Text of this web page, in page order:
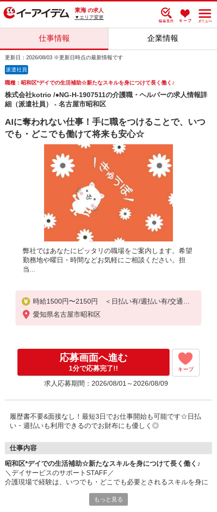
東海 の求人
▼エリア変更
仕事情報 企業情報
更新日：2026/08/03 ※更新日時点の最新情報です
派遣社員
職種：昭和区*デイでの生活補助☆新たなスキルを身につけて長く働く♪
株式会社kotrio /●NG-H-1907511の介護職・ヘルパーの求人情報詳
細（派遣社員） - 名古屋市昭和区
AIに奪われない仕事！手に職をつけることで、いつ
でも・どこでも働けて将来も安心☆
弊社ではあなたにピッタリの職場をご案内します。希望
勤務地や曜日・時間などお気軽にご相談ください。担
当...
時給1500円〜2150円 ＜日払い有/週払い有/交通費
全支給(ガソリン代含む)＞
愛知県名古屋市昭和区
応募画面へ進む
1分で応募完了!! キープ
求人応募期間：2026/08/01～2026/08/09
履歴書不要&面接なし！最短3日でお仕事開始も可能です☆日払
い・週払いも利用できるのでお財布にも優しく◎
仕事内容
昭和区*デイでの生活補助☆新たなスキルを身につけて長く働く♪
＼デイサービスのサポートSTAFF／
介護現場で経験は、いつでも・どこでも必要とされるスキルを身に
もっと見る